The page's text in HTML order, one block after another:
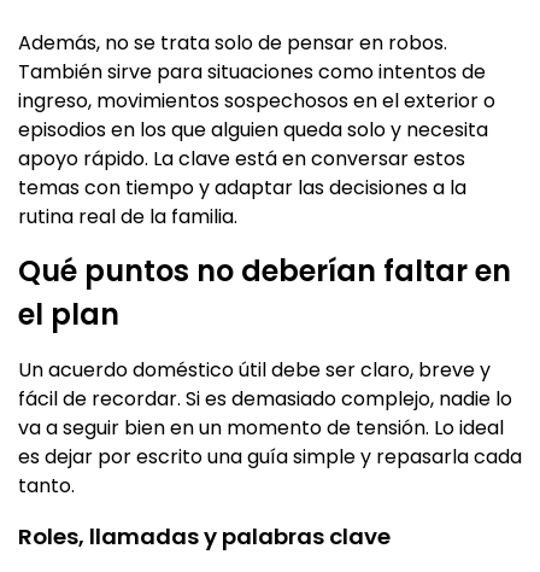
Además, no se trata solo de pensar en robos.
También sirve para situaciones como intentos de
ingreso, movimientos sospechosos en el exterior o
episodios en los que alguien queda solo y necesita
apoyo rápido. La clave está en conversar estos
temas con tiempo y adaptar las decisiones a la
rutina real de la familia.
Qué puntos no deberían faltar en
el plan
Un acuerdo doméstico útil debe ser claro, breve y
fácil de recordar. Si es demasiado complejo, nadie lo
va a seguir bien en un momento de tensión. Lo ideal
es dejar por escrito una guía simple y repasarla cada
tanto.
Roles, llamadas y palabras clave